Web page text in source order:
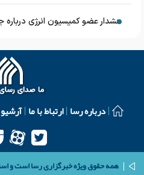
هشدار عضو کمیسیون انرژی
درباره رسا ارتباط با ما آرشیو
همه حقوق ویژه خبرگزاری رسا است و